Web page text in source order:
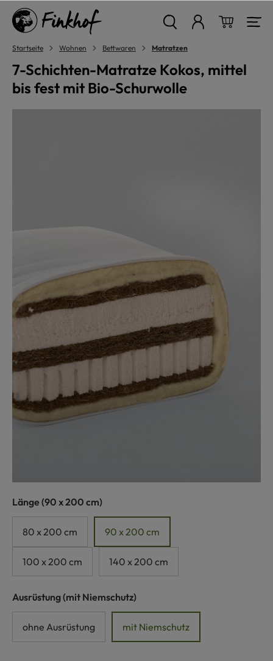
springen
Startseite Wohnen Bettwaren Matratzen
7-Schichten-Matratze Kokos, mittel
bis fest mit Bio-Schurwolle
Länge auswählen
(90 x 200 cm)
80 x 200 cm 90 x 200 cm
100 x 200 cm 140 x 200 cm
Ausrüstungauswählen
(mit Niemschutz)
ohne Ausrüstung mit Niemschutz